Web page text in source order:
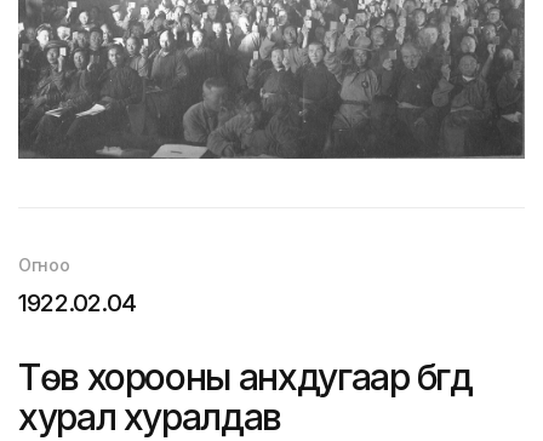
Огноо
1922.02.04
Төв хорооны анхдугаар бүгд
хурал хуралдав